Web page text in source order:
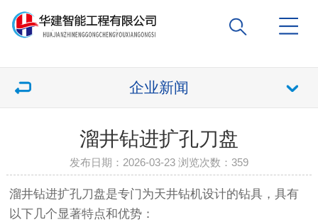
企业新闻
溜井钻进扩孔刀盘
发布日期：2026-03-23 浏览次数： 359
溜井钻进扩孔刀盘是专门为天井钻机设计的钻具，具有
以下几个显著特点和优势：